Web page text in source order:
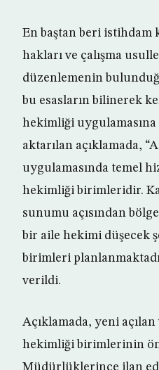
En baştan beri istihdam
hakları ve çalışma
düzenlemenin
bu esasların bilinerek
hekimliği
aktarılan açıklamada,
uygulamasında temel
hekimliği birimleridir.
sunumu açısından
bir aile hekimi düşecek
birimleri
verildi.
Açıklamada, yeni açılan
hekimliği birimlerinin
Müdürlüklerince ilan